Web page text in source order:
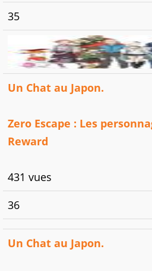
35
Un Chat au Japon.
Zero Escape : Les
Reward
431 vues
36
Un Chat au Japon.